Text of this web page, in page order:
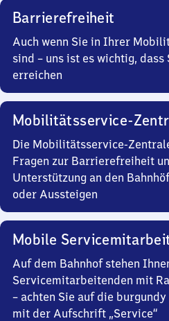
Barrierefreiheit
Auch wenn Sie in Ihrer
sind – uns ist es wichtig,
erreichen
Mobilitätsservice-
Die Mobilitätsservice-
Fragen zur Barrierefreiheit
Unterstützung an den
oder Aussteigen
Mobile
Auf dem Bahnhof stehen
Servicemitarbeitenden mit
– achten Sie auf die
mit der Aufschrift „Service“